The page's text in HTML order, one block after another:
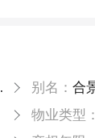
别名： 合景
物业类型：